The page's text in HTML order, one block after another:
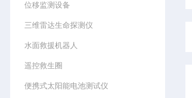
位移监测设备
三维雷达生命探测仪
水面救援机器人
遥控救生圈
便携式太阳能电池测试仪